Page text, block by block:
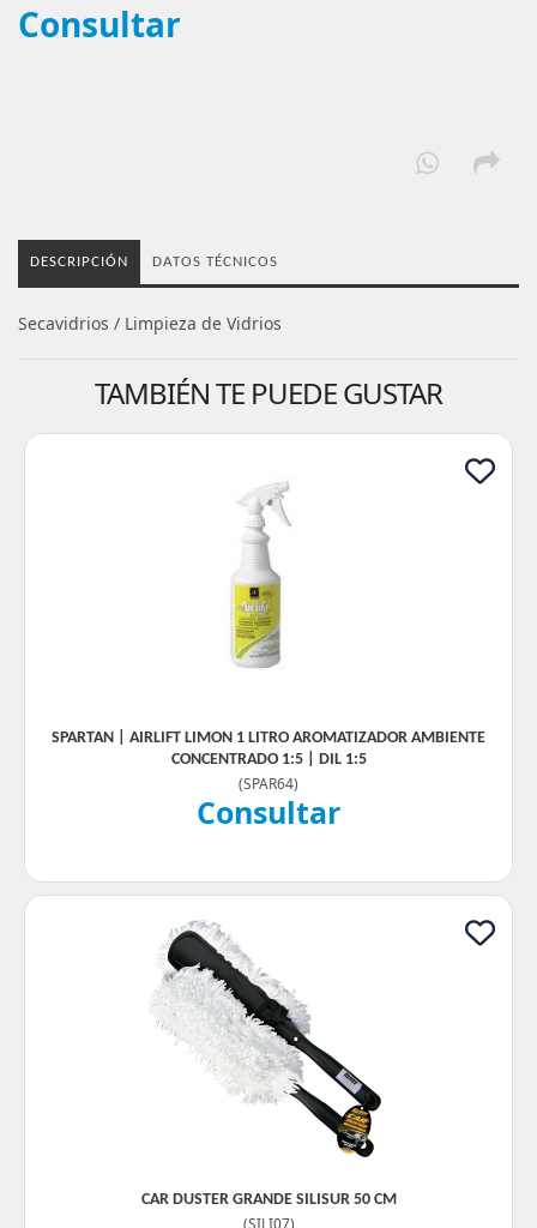
Consultar
DESCRIPCIÓN DATOS TÉCNICOS
Secavidrios / Limpieza de Vidrios
TAMBIÉN TE PUEDE GUSTAR
SPARTAN | AIRLIFT LIMON 1 LITRO AROMATIZADOR AMBIENTE
CONCENTRADO 1:5 | DIL 1:5
(SPAR64)
Consultar
CAR DUSTER GRANDE SILISUR 50 CM
(SILI07)